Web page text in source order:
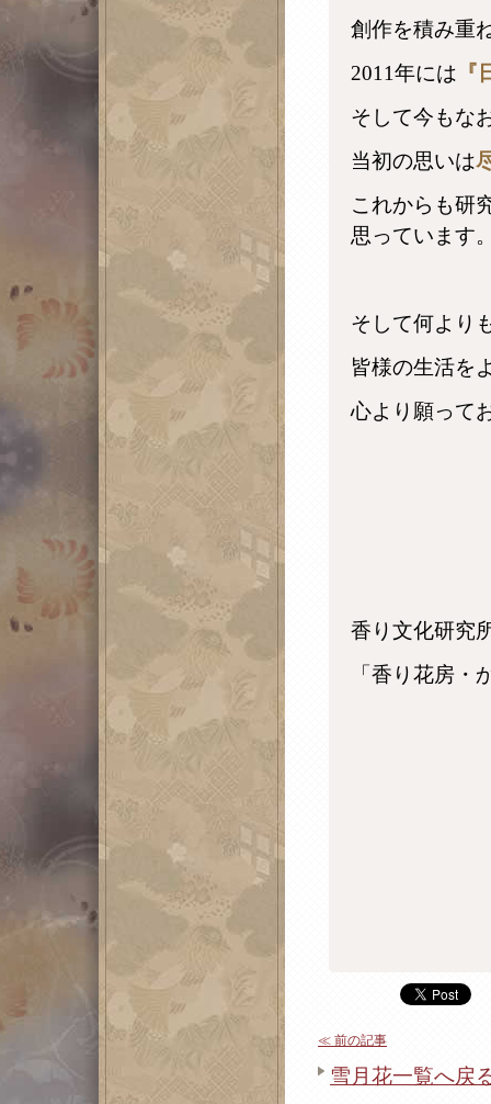
創作を積み重
2011年には
そして今もな
当初の思いは
これからも研
思っています
そして何より
皆様の生活を
心より願って
香り文化研究
「香り花房
≪ 前の記事
雪月花一覧へ戻